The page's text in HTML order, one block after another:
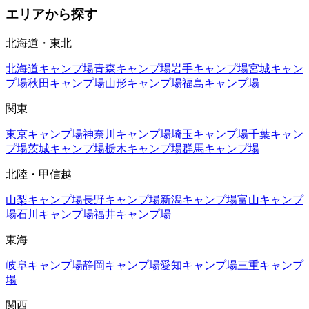
エリアから探す
北海道・東北
北海道キャンプ場青森キャンプ場岩手キャンプ場宮城キャン
プ場秋田 キャンプ場山形キャンプ場福島キャンプ場
関東
東京キャンプ場神奈川 キャンプ場埼玉キャンプ場千葉キャン
プ場茨城キャンプ場栃木キャンプ場群馬キャンプ場
北陸・甲信越
山梨キャンプ場長野キャンプ場新潟キャンプ場富山キャンプ
場石川 キャンプ場福井キャンプ場
東海
岐阜キャンプ場静岡キャンプ場愛知キャンプ場三重キャンプ
場
関西